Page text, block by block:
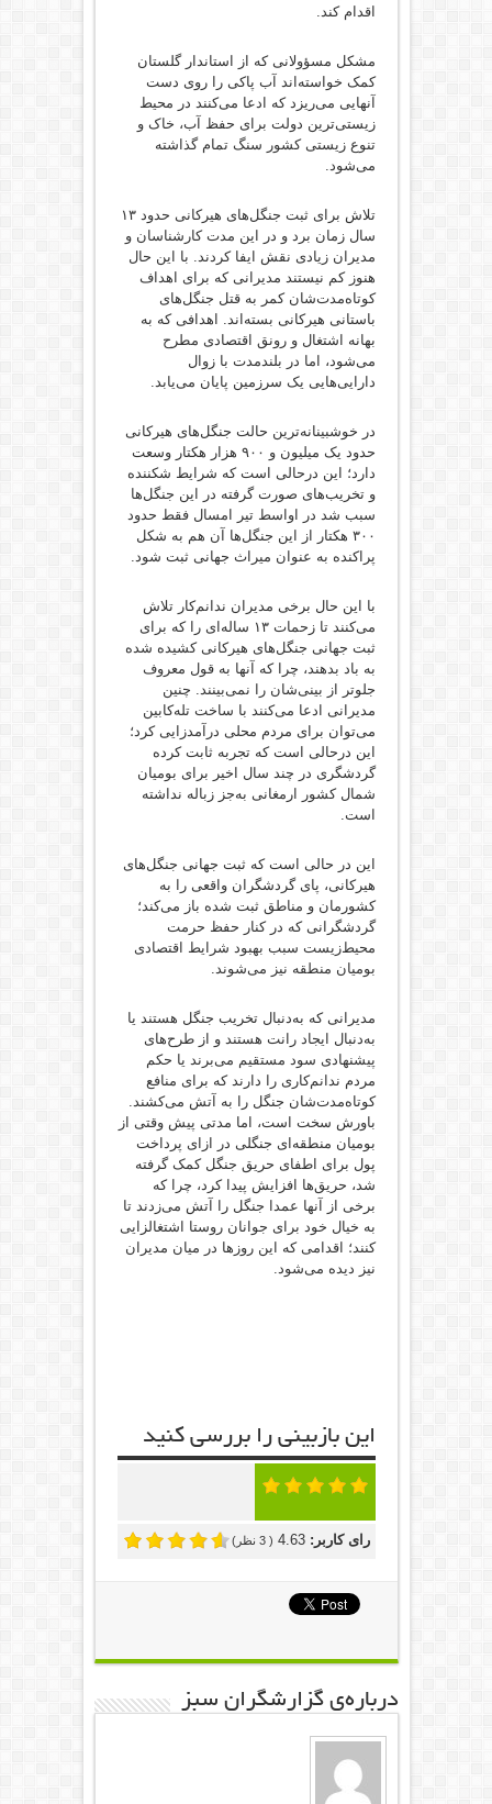
اقدام کند.
مشکل مسؤولانی که از استاندار گلستان
کمک خواسته‌اند آب پاکی را روی دست
آنهایی می‌ریزد که ادعا می‌کنند در محیط
زیستی‌ترین دولت برای حفظ آب، خاک و
تنوع زیستی کشور سنگ تمام گذاشته
می‌شود.
تلاش برای ثبت جنگل‌های هیرکانی حدود ۱۳
سال زمان برد و در این مدت کارشناسان و
مدیران زیادی نقش ایفا کردند. با این حال
هنوز کم نیستند مدیرانی که برای اهداف
کوتاه‌مدت‌شان کمر به قتل جنگل‌های
باستانی هیرکانی بسته‌اند. اهدافی که به
بهانه اشتغال و رونق اقتصادی مطرح
می‌شود، اما در بلندمدت با زوال
دارایی‌هایی یک سرزمین پایان می‌یابد.
در خوشبینانه‌ترین حالت جنگل‌های هیرکانی
حدود یک میلیون و ۹۰۰ هزار هکتار وسعت
دارد؛ این درحالی است که شرایط شکننده
و تخریب‌های صورت گرفته در این جنگل‌ها
سبب شد در اواسط تیر امسال فقط حدود
۳۰۰ هکتار از این جنگل‌ها آن هم به شکل
پراکنده به عنوان میراث جهانی ثبت شود.
با این حال برخی مدیران ندانم‌کار تلاش
می‌کنند تا زحمات ۱۳ ساله‌ای را که برای
ثبت جهانی جنگل‌های هیرکانی کشیده شده
به باد بدهند، چرا که آنها به قول معروف
جلوتر از بینی‌شان را نمی‌بینند. چنین
مدیرانی ادعا می‌کنند با ساخت تله‌کابین
می‌توان برای مردم محلی درآمدزایی کرد؛
این درحالی است که تجربه ثابت کرده
گردشگری در چند سال اخیر برای بومیان
شمال کشور ارمغانی به‌جز زباله نداشته
است.
این در حالی است که ثبت جهانی جنگل‌های
هیرکانی، پای گردشگران واقعی را به
کشورمان و مناطق ثبت شده باز می‌کند؛
گردشگرانی که در کنار حفظ حرمت
محیط‌زیست سبب بهبود شرایط اقتصادی
بومیان منطقه نیز می‌شوند.
مدیرانی که به‌دنبال تخریب جنگل هستند یا
به‌دنبال ایجاد رانت هستند و از طرح‌های
پیشنهادی سود مستقیم می‌برند یا حکم
مردم ندانم‌کاری را دارند که برای منافع
کوتاه‌مدت‌شان جنگل را به آتش می‌کشند.
باورش سخت است، اما مدتی پیش وقتی از
بومیان منطقه‌ای جنگلی در ازای پرداخت
پول برای اطفای حریق جنگل کمک گرفته
شد، حریق‌ها افزایش پیدا کرد، چرا که
برخی از آنها عمدا جنگل را آتش می‌زدند تا
به خیال خود برای جوانان روستا اشتغالزایی
کنند؛ اقدامی که این روزها در میان مدیران
نیز دیده می‌شود. ‌
این بازبینی را بررسی کنید
رای کاربر:4.63
(
3 نظر)
درباره‌ی گزارشگران سبز